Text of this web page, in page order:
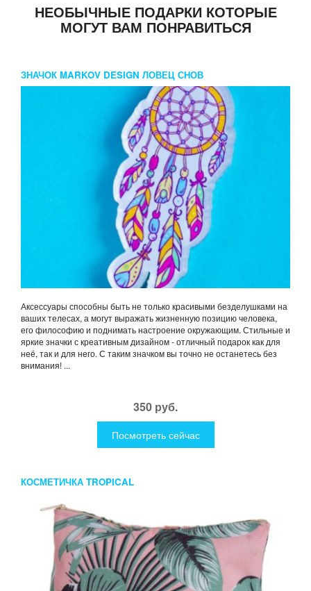
НЕОБЫЧНЫЕ ПОДАРКИ КОТОРЫЕ
МОГУТ ВАМ ПОНРАВИТЬСЯ
ЗНАЧОК MARKOV DESIGN ЛОВЕЦ СНОВ
Аксессуары способны быть не только красивыми безделушками на
ваших телесах, а могут выражать жизненную позицию человека,
его философию и поднимать настроение окружающим. Стильные и
яркие значки с креативным дизайном - отличный подарок как для
неё, так и для него. С таким значком вы точно не останетесь без
внимания! ...
350 руб.
Посмотреть сейчас
КОСМЕТИЧКА TROPICAL